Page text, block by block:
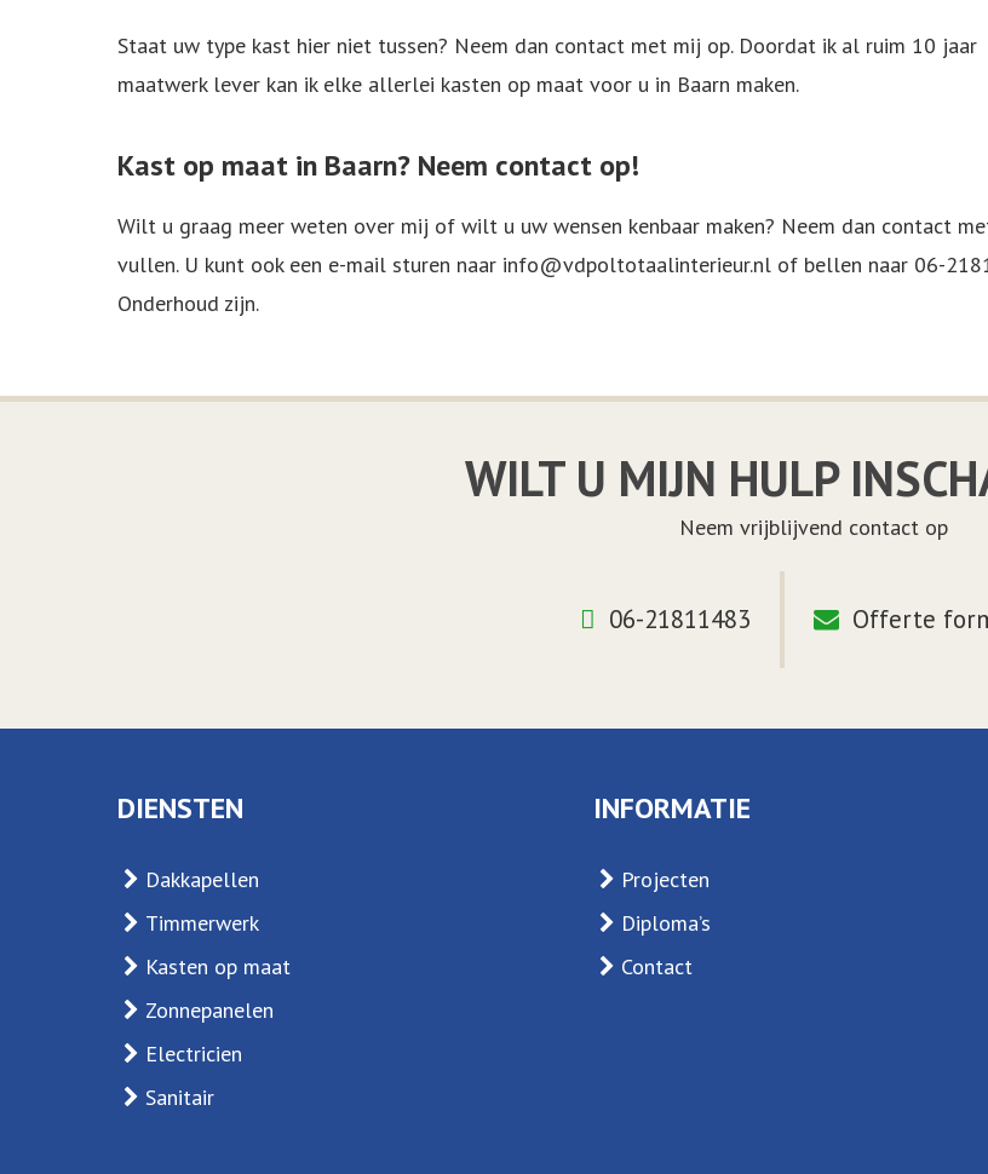
Staat uw type kast hier niet tussen? Neem dan contact met mij op. Doordat ik al ruim 10 jaar
maatwerk lever kan ik elke allerlei kasten op maat voor u in Baarn maken.
Kast op maat in Baarn? Neem contact op!
Wilt u graag meer weten over mij of wilt u uw wensen kenbaar maken? Neem dan contact
vullen. U kunt ook een e-mail sturen naar info@vdpoltotaalinterieur.nl of bellen naar 06-
Onderhoud zijn.
WILT U MIJN HULP
Neem vrijblijvend contact op
06-21811483 Offerte
DIENSTEN
Dakkapellen
Timmerwerk
Kasten op maat
Zonnepanelen
Electricien
Sanitair
INFORMATIE
Projecten
Diploma’s
Contact